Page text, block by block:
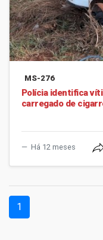
MS-276
Polícia identifica
carregado de
Há 12 meses
1